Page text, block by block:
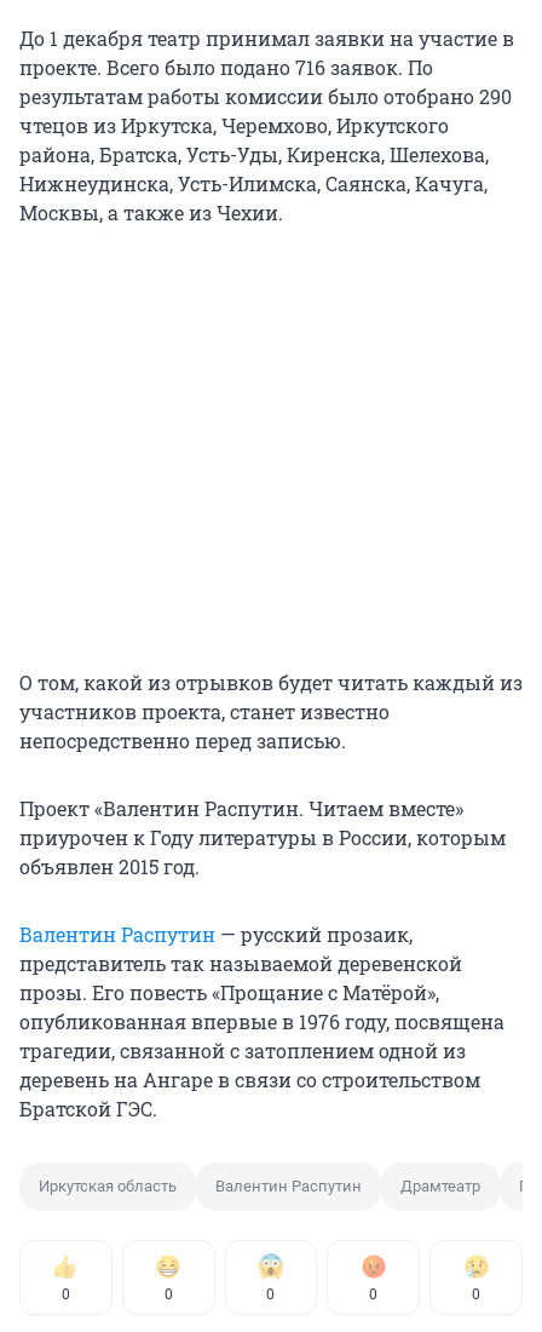
До 1 декабря театр принимал заявки на участие в
проекте. Всего было подано 716 заявок. По
результатам работы комиссии было отобрано 290
чтецов из Иркутска, Черемхово, Иркутского
района, Братска, Усть-Уды, Киренска, Шелехова,
Нижнеудинска, Усть-Илимска, Саянска, Качуга,
Москвы, а также из Чехии.
О том, какой из отрывков будет читать каждый из
участников проекта, станет известно
непосредственно перед записью.
Проект «Валентин Распутин. Читаем вместе»
приурочен к Году литературы в России, которым
объявлен 2015 год.
Валентин Распутин — русский прозаик,
представитель так называемой деревенской
прозы. Его повесть «Прощание с Матёрой»,
опубликованная впервые в 1976 году, посвящена
трагедии, связанной с затоплением одной из
деревень на Ангаре в связи со строительством
Братской ГЭС.
Иркутская область Валентин Распутин Драмтеатр
0 0 0 0 0